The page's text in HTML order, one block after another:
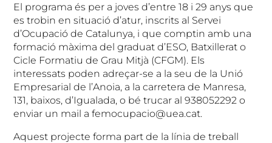
El programa és per a joves d’entre 18 i 29 anys que
es trobin en situació d’atur, inscrits al Servei
d’Ocupació de Catalunya, i que comptin amb una
formació màxima del graduat d’ESO, Batxillerat o
Cicle Formatiu de Grau Mitjà (CFGM). Els
interessats poden adreçar-se a la seu de la Unió
Empresarial de l’Anoia, a la carretera de Manresa,
131, baixos, d’Igualada, o bé trucar al 938052292 o
enviar un mail a femocupacio@uea.cat.
Aquest projecte forma part de la línia de treball